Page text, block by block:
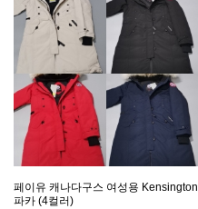
페이유 캐나다구스 여성용 Kensington
파카 (4컬러)